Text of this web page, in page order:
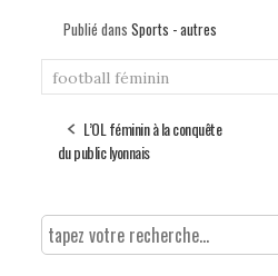
Publié dans Sports - autres
football féminin
L’OL féminin à la conquête
du public lyonnais